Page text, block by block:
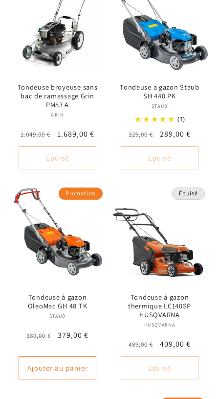
Tondeuse broyeuse sans
bac de ramassage Grin
PM53 A
Fournisseur :
GRIN
Prix
habituel
2.049,00 €
Prix
promotionnel
1.689,00 €
Épuisé
Tondeuse a gazon Staub
SH 440 PK
Fournisseur :
STAUB
(1)
Prix
habituel
329,00 €
Prix
promotionnel
289,00 €
Épuisé
Promotion
Tondeuse à gazon
OleoMac GH 48 TK
Fournisseur :
STAUB
Prix
389,00 €
Prix
379,00 €
Ajouter au panier
Épuisé
Tondeuse à gazon
thermique LC140SP
HUSQVARNA
Fournisseur :
HUSQVARNA
Prix
habituel
489,00 €
Prix
promotionnel
409,00 €
Épuisé